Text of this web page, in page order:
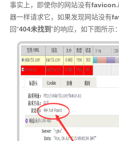
事实上，即使你的网站没有
器一样请求它，如果发现网站没有
回“404未找到”的响应，如下图所示：